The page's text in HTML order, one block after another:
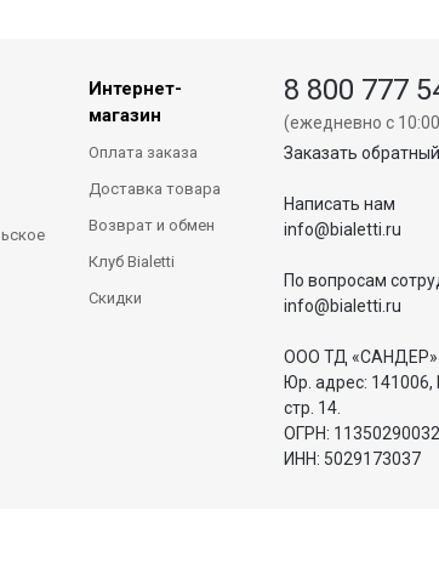
Интернет-
магазин
Оплата заказа
Доставка товара
Возврат и обмен
Клуб Bialetti
Скидки
8 800 777
(ежедневно с
Заказать
Написать нам
info@bialetti.ru
По вопросам
info@bialetti.ru
ООО ТД «САНДЕР»
Юр. адрес:
стр. 14.
ОГРН:
ИНН: 5029173037